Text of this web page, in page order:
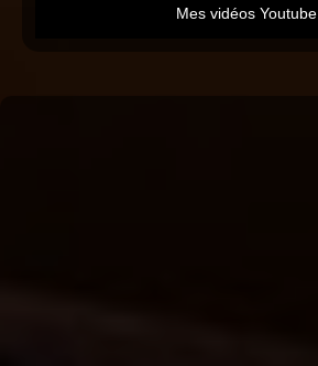
Mes vidéos Youtube